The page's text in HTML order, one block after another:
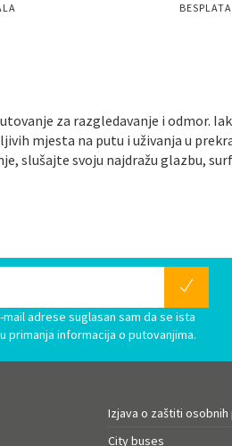
za razgledavanje i odmor.
mjesta na putu i uživanja u
slušajte svoju najdražu glazbu,
adrese suglasan sam da se ista
primanja informacija o putovanjima.
Izjava o zaštiti
City buses